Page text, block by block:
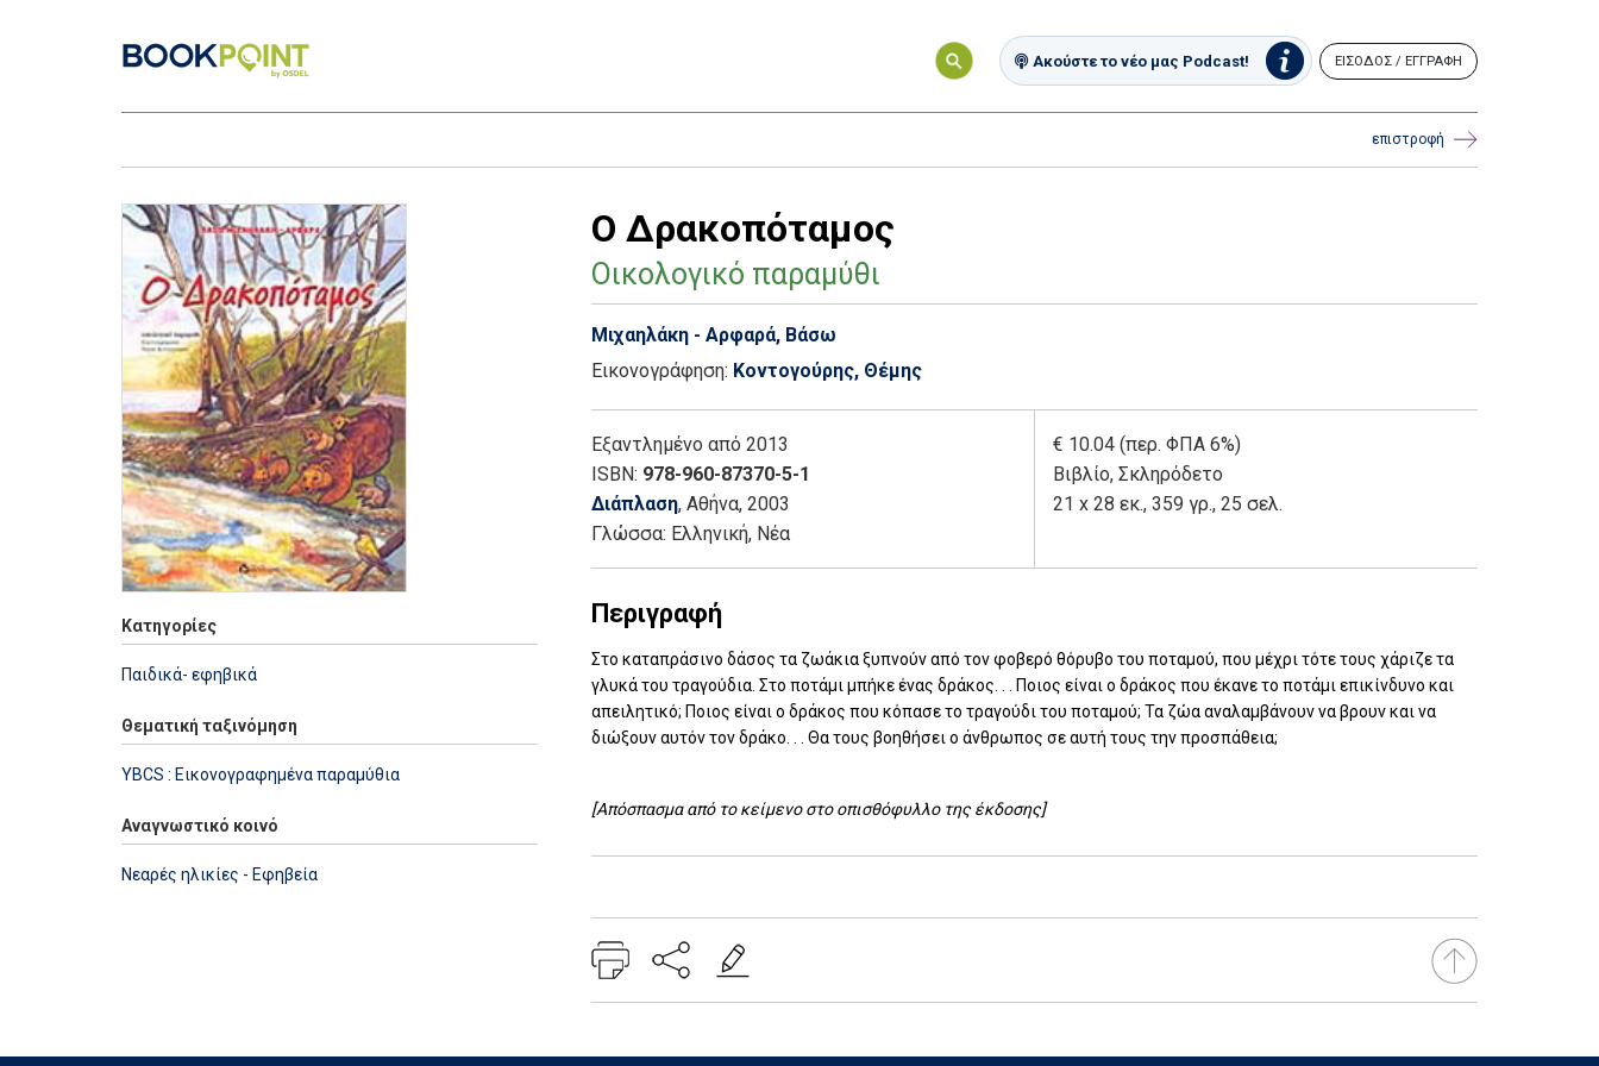
Ακούστε το νέο μας Podcast! ΕΙΣΟΔΟΣ / ΕΓΓΡΑΦΗ
επιστροφή
Κατηγορίες
Παιδικά- εφηβικά
Θεματική ταξινόμηση
YBCS : Εικονογραφημένα παραμύθια
Αναγνωστικό κοινό
Νεαρές ηλικίες - Εφηβεία
Ο Δρακοπόταμος
Οικολογικό παραμύθι
Μιχαηλάκη - Αρφαρά, Βάσω
Εικονογράφηση: Κοντογούρης, Θέμης
Εξαντλημένο από 2013
ISBN: 978-960-87370-5-1
Διάπλαση, Αθήνα, 2003
Γλώσσα: Ελληνική, Νέα
€ 10.04 (περ. ΦΠΑ 6%)
Βιβλίο, Σκληρόδετο
21 x 28 εκ., 359 γρ., 25 σελ.
Περιγραφή
Στο καταπράσινο δάσος τα ζωάκια ξυπνούν από τον φοβερό θόρυβο του ποταμού, που μέχρι τότε τους χάριζε τα
γλυκά του τραγούδια. Στο ποτάμι μπήκε ένας δράκος. . . Ποιος είναι ο δράκος που έκανε το ποτάμι επικίνδυνο και
απειλητικό; Ποιος είναι ο δράκος που κόπασε το τραγούδι του ποταμού; Τα ζώα αναλαμβάνουν να βρουν και να
διώξουν αυτόν τον δράκο. . . Θα τους βοηθήσει ο άνθρωπος σε αυτή τους την προσπάθεια;
[Απόσπασμα από το κείμενο στο οπισθόφυλλο της έκδοσης]